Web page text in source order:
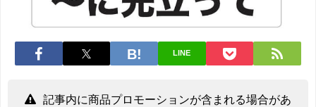
LINE
記事内に商品プロモーションが含まれる場合があ